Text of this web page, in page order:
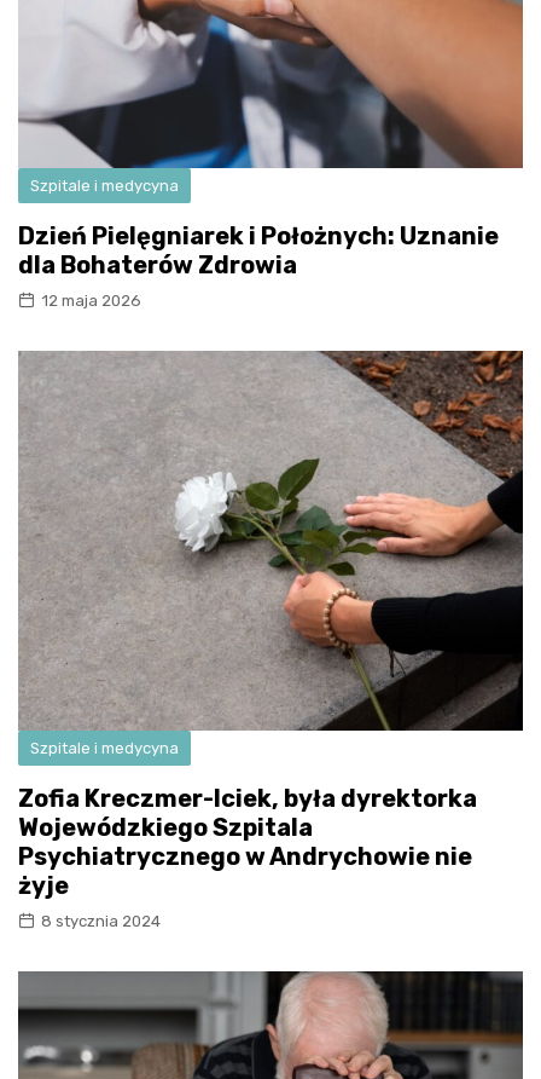
Szpitale i medycyna
Dzień Pielęgniarek i Położnych: Uznanie
dla Bohaterów Zdrowia
12 maja 2026
Szpitale i medycyna
Zofia Kreczmer-Iciek, była dyrektorka
Wojewódzkiego Szpitala
Psychiatrycznego w Andrychowie nie
żyje
8 stycznia 2024